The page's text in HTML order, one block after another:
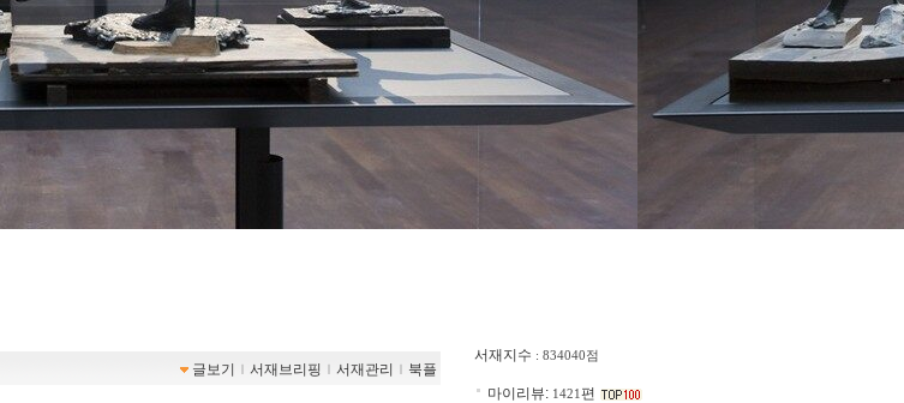
글보기 ｌ 서재브리핑 ｌ 서재관리 ｌ 북플
서재지수 : 834040점
마이리뷰: 1421편